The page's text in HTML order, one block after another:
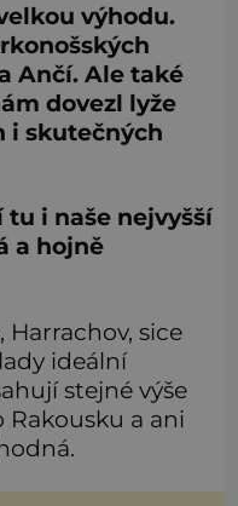
výhodu.
Ančí. Ale také
dovezl lyže
i skutečných
tu i naše nejvyšší
a hojně
sice
ideální
stejné výše
Rakousku a ani